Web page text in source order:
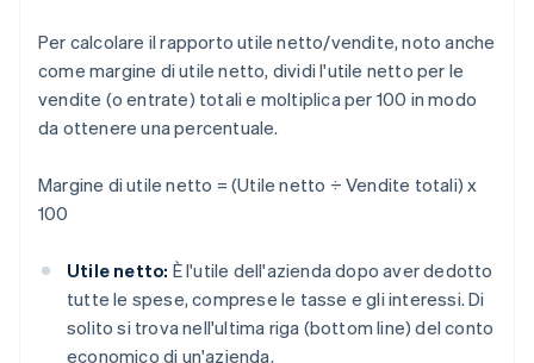
Per calcolare il rapporto utile netto/vendite, noto anche
come margine di utile netto, dividi l'utile netto per le
vendite (o entrate) totali e moltiplica per 100 in modo
da ottenere una percentuale.
Margine di utile netto = (Utile netto ÷ Vendite totali) x
100
Utile netto: È l'utile dell'azienda dopo aver dedotto
tutte le spese, comprese le tasse e gli interessi. Di
solito si trova nell'ultima riga (bottom line) del conto
economico di un'azienda.